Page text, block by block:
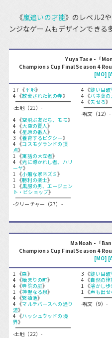
《嵐追いの才能》のレベル2
ンジなゲームもデザインできる
Yuya Tase - 「
Champions Cup Final Season 4
[MO]
17 《平地》
4 《放棄された気の寺》
-土地（21）-
4 《空飛ぶ友だち、モモ》
4 《大空の賢人》
4 《星原の番人》
3 《養育するピクシー》
4 《コスモグランドの頂
点》
1 《寓話の大立者》
4 《光に導かれし者、ハリ
ーヤ》
1 《小癪な家ネズミ》
1 《勝利の楽士》
1 《黒服の男、エージェン
ト・ビショップ》
-クリーチャー（27）-
4 《縫い目破
4 《バネ葉の
4 《失せろ》
-呪文（12）-
Ma Noah - 「
Champions Cup Final Season 4
[MO]
1 《森》
4 《始まりの町》
4 《寺院の庭》
1 《神聖なる泉》
4 《繁殖池》
4 《マルチバースへの通り
道》
4 《ハッシュウッドの境
界》
-土地（22）-
3 《縫い目破
4 《自然の律
1 《溶かし歩
1 《声も出せ
-呪文（9）-